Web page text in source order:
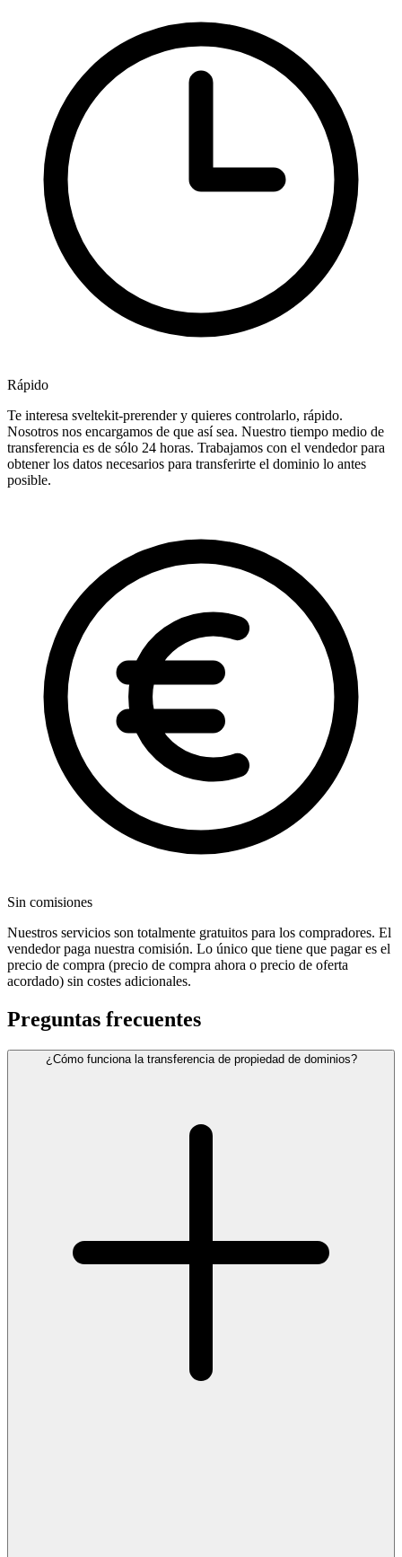
Rápido
Te interesa sveltekit-prerender y quieres controlarlo, rápido.
Nosotros nos encargamos de que así sea. Nuestro tiempo medio de
transferencia es de sólo 24 horas. Trabajamos con el vendedor para
obtener los datos necesarios para transferirte el dominio lo antes
posible.
Sin comisiones
Nuestros servicios son totalmente gratuitos para los compradores. El
vendedor paga nuestra comisión. Lo único que tiene que pagar es el
precio de compra (precio de compra ahora o precio de oferta
acordado) sin costes adicionales.
Preguntas frecuentes
¿Cómo funciona la transferencia de propiedad de dominios?